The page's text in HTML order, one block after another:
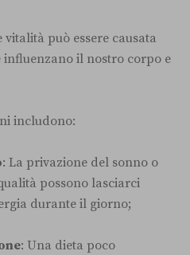
può essere causata
il nostro corpo e
includono:
: La privazione del sonno o
possono lasciarci
durante il giorno;
: Una dieta poco